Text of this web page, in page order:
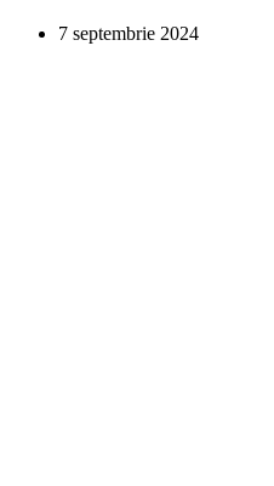
7 septembrie 2024